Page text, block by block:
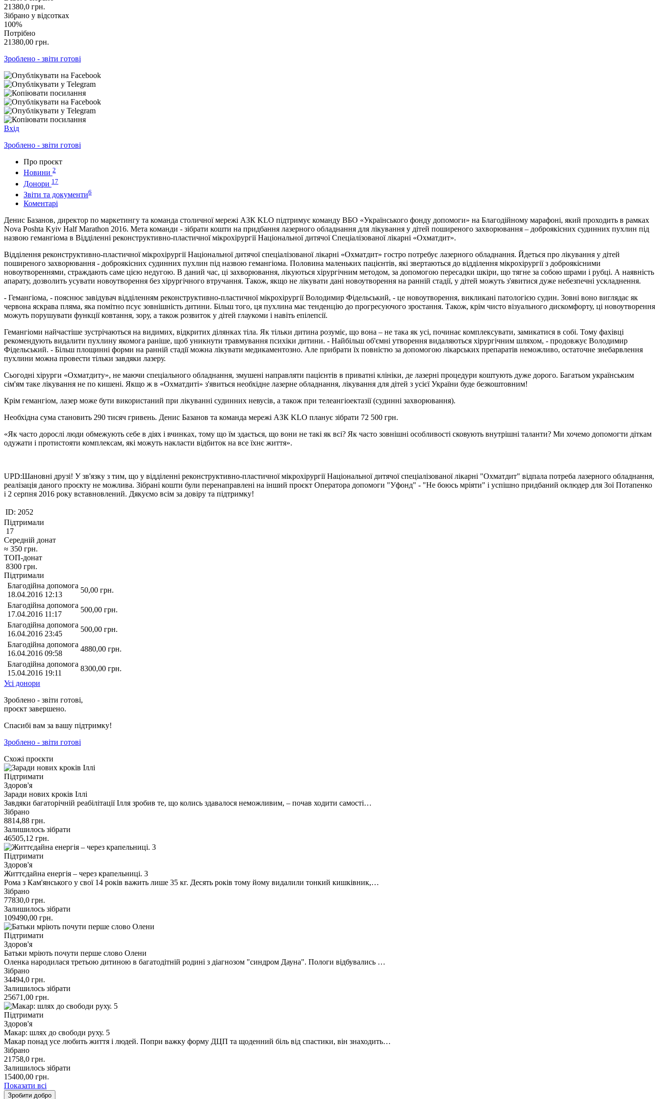
21380,0 грн.
Зібрано у відсотках
100%
Потрібно
21380,00 грн.
Зроблено - звіти готові
Вхід
Зроблено - звіти готові
Про проєкт
Новини 2
Донори 17
Звіти та документи6
Коментарі
Денис Базанов, директор по маркетингу та команда столичної мережі АЗК KLO підтримує команду ВБО «Українського фонду допомоги» на Благодійному марафоні, який проходить в рамках
Nova Poshta Kyiv Half Marathon 2016. Мета команди - зібрати кошти на придбання лазерного обладнання для лікування у дітей поширеного захворювання – доброякісних судинних пухлин під
назвою гемангіома в Відділенні реконструктивно-пластичної мікрохірургії Національної дитячої Спеціалізованої лікарні «Охматдит».
Відділення реконструктивно-пластичної мікрохірургії Національної дитячої спеціалізованої лікарні «Охматдит» гостро потребує лазерного обладнання. Йдеться про лікування у дітей
поширеного захворювання - доброякісних судинних пухлин під назвою гемангіома. Половина маленьких пацієнтів, які звертаються до відділення мікрохірургії з доброякісними
новоутвореннями, страждають саме цією недугою. В даний час, ці захворювання, лікуються хірургічним методом, за допомогою пересадки шкіри, що тягне за собою шрами і рубці. А наявність
апарату, дозволить усувати новоутворення без хірургічного втручання. Також, якщо не лікувати дані новоутворення на ранній стадії, у дітей можуть з'явитися дуже небезпечні ускладнення.
- Гемангіома, - пояснює завідувач відділенням реконструктивно-пластичної мікрохірургії Володимир Фідельський, - це новоутворення, викликані патологією судин. Зовні воно виглядає як
червона яскрава пляма, яка помітно псує зовнішність дитини. Більш того, ця пухлина має тенденцію до прогресуючого зростання. Також, крім чисто візуального дискомфорту, ці новоутворення
можуть порушувати функції ковтання, зору, а також розвиток у дітей глаукоми і навіть епілепсії.
Гемангіоми найчастіше зустрічаються на видимих, відкритих ділянках тіла. Як тільки дитина розуміє, що вона – не така як усі, починає комплексувати, замикатися в собі. Тому фахівці
рекомендують видалити пухлину якомога раніше, щоб уникнути травмування психіки дитини. - Найбільш об'ємні утворення видаляються хірургічним шляхом, - продовжує Володимир
Фідельський. - Більш площинні форми на ранній стадії можна лікувати медикаментозно. Але прибрати їх повністю за допомогою лікарських препаратів неможливо, остаточне знебарвлення
пухлини можна провести тільки завдяки лазеру.
Сьогодні хірурги «Охматдиту», не маючи спеціального обладнання, змушені направляти пацієнтів в приватні клініки, де лазерні процедури коштують дуже дорого. Багатьом українським
сім'ям таке лікування не по кишені. Якщо ж в «Охматдиті» з'явиться необхідне лазерне обладнання, лікування для дітей з усієї України буде безкоштовним!
Крім гемангіом, лазер може бути використаний при лікуванні судинних невусів, а також при телеангіоектазії (судинні захворювання).
Необхідна сума становить 290 тисяч гривень. Денис Базанов та команда мережі АЗК KLO планує зібрати 72 500 грн.
«Як часто дорослі люди обмежують себе в діях і вчинках, тому що їм здається, що вони не такі як всі? Як часто зовнішні особливості сковують внутрішні таланти? Ми хочемо допомогти діткам
одужати і протистояти комплексам, які можуть накласти відбиток на все їхнє життя».
UPD:Шановні друзі! У зв'язку з тим, що у відділенні реконструктивно-пластичної мікрохірургії Національної дитячої спеціалізованої лікарні "Охматдит" відпала потреба лазерного обладнання,
реалізація даного проєкту не можлива. Зібрані кошти були перенаправлені на інший проєкт Оператора допомоги "Уфонд" - "Не боюсь мріяти" і успішно придбаний оклюдер для Зої Потапенко
і 2 серпня 2016 року вставновлений. Дякуємо всім за довіру та підтримку!
ID: 2052
Підтримали
17
Середній донат
≈ 350 грн.
ТОП-донат
8300 грн.
Підтримали
Благодійна допомога
18.04.2016 12:13
50,00 грн.
Благодійна допомога
17.04.2016 11:17
500,00 грн.
Благодійна допомога
16.04.2016 23:45
500,00 грн.
Благодійна допомога
16.04.2016 09:58
4880,00 грн.
Благодійна допомога
15.04.2016 19:11
8300,00 грн.
Усі донори
Зроблено - звіти готові,
проєкт завершено.
Спасибі вам за вашу підтримку!
Зроблено - звіти готові
Схожі проєкти
Підтримати
Здоров'я
Заради нових кроків Іллі
Завдяки багаторічній реабілітації Ілля зробив те, що колись здавалося неможливим, – почав ходити самості…
Зібрано
8814,88 грн.
Залишилось зібрати
46505,12 грн.
Підтримати
Здоров'я
Життєдайна енергія – через крапельниці. 3
Рома з Кам'янського у свої 14 років важить лише 35 кг. Десять років тому йому видалили тонкий кишківник,…
Зібрано
77830,0 грн.
Залишилось зібрати
109490,00 грн.
Підтримати
Здоров'я
Батьки мріють почути перше слово Олени
Оленка народилася третьою дитиною в багатодітній родині з діагнозом "синдром Дауна". Пологи відбувались …
Зібрано
34494,0 грн.
Залишилось зібрати
25671,00 грн.
Підтримати
Здоров'я
Макар: шлях до свободи руху. 5
Макар понад усе любить життя і людей. Попри важку форму ДЦП та щоденний біль від спастики, він знаходить…
Зібрано
21758,0 грн.
Залишилось зібрати
15400,00 грн.
Показати всі
Зробити добро